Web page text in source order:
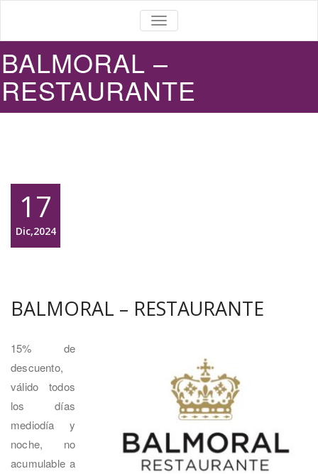
ALTERNAR
LA
NAVEGACIÓN
BALMORAL –
RESTAURANTE
17
Dic,2024
BALMORAL – RESTAURANTE
15% de
descuento,
válido todos
los días
mediodía y
noche, no
acumulable a